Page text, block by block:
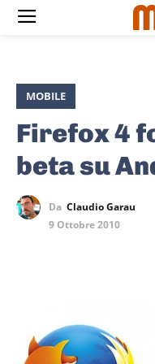
MOBILE
Firefox 4
beta su
Da Claudio Garau
9 Ottobre 2010